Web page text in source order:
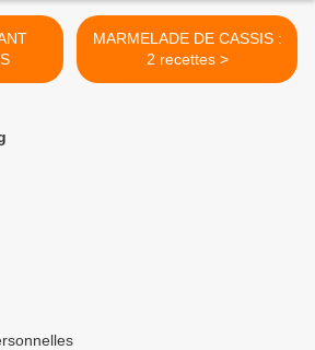
MARMELADE DE CASSIS :
2 recettes >